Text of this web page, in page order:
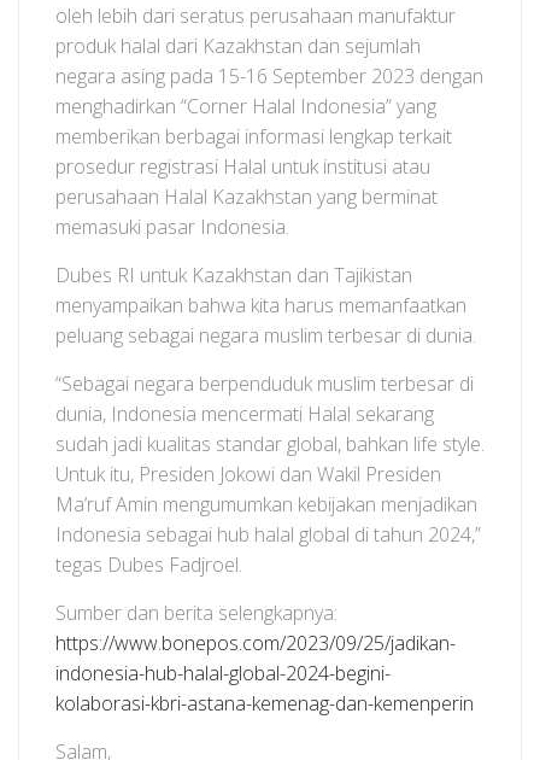
oleh lebih dari seratus perusahaan manufaktur
produk halal dari Kazakhstan dan sejumlah
negara asing pada 15-16 September 2023 dengan
menghadirkan “Corner Halal Indonesia” yang
memberikan berbagai informasi lengkap terkait
prosedur registrasi Halal untuk institusi atau
perusahaan Halal Kazakhstan yang berminat
memasuki pasar Indonesia.
Dubes RI untuk Kazakhstan dan Tajikistan
menyampaikan bahwa kita harus memanfaatkan
peluang sebagai negara muslim terbesar di dunia.
“Sebagai negara berpenduduk muslim terbesar di
dunia, Indonesia mencermati Halal sekarang
sudah jadi kualitas standar global, bahkan life style.
Untuk itu, Presiden Jokowi dan Wakil Presiden
Ma’ruf Amin mengumumkan kebijakan menjadikan
Indonesia sebagai hub halal global di tahun 2024,”
tegas Dubes Fadjroel.
Sumber dan berita selengkapnya:
https://www.bonepos.com/2023/09/25/jadikan-
indonesia-hub-halal-global-2024-begini-
kolaborasi-kbri-astana-kemenag-dan-kemenperin
Salam,